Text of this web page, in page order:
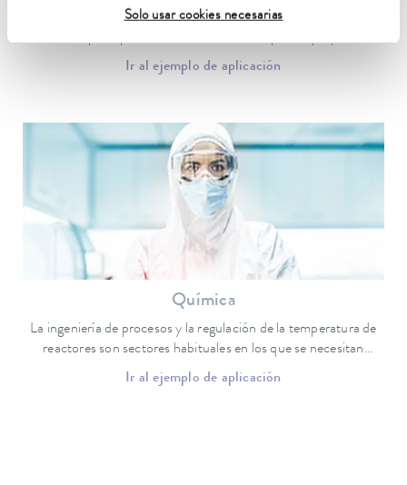
Solo usar cookies necesarias
En la tecnología médica, la regulación de temperatura se
de muestras y en equipos médicos.
Ir al ejemplo de aplicación
Química
La ingeniería de procesos y la regulación de la temperatura de
reactores son sectores habituales en los que se necesitan
termostatos.
Ir al ejemplo de aplicación